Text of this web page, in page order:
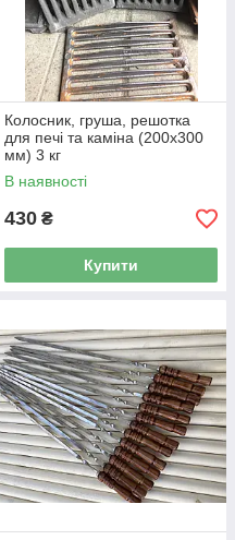
Колосник, груша, решотка
для печі та каміна (200х300
мм) 3 кг
В наявності
430 ₴
Купити